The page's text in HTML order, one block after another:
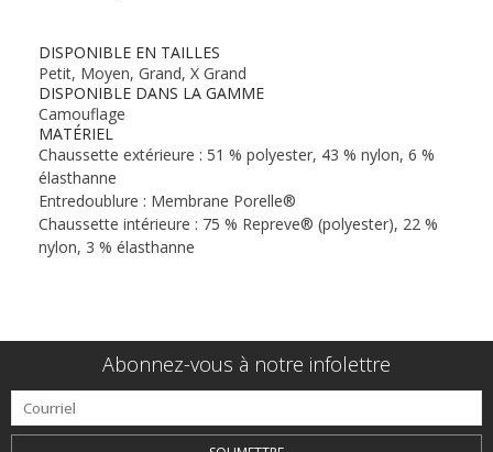
DISPONIBLE EN TAILLES
Petit, Moyen, Grand, X Grand
DISPONIBLE DANS LA GAMME
Camouflage
MATÉRIEL
Chaussette extérieure : 51 % polyester, 43 % nylon, 6 %
élasthanne
Entredoublure : Membrane Porelle®
Chaussette intérieure : 75 % Repreve® (polyester), 22 %
nylon, 3 % élasthanne
Abonnez-vous à notre infolettre